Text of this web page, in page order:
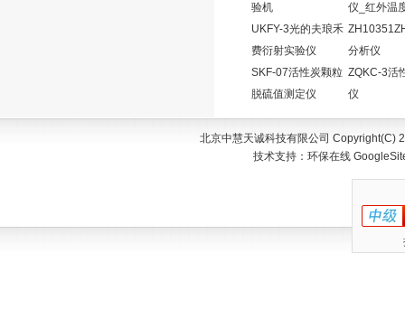
验机
仪_红外温
UKFY-3光的夫琅禾
费衍射实验仪
分析仪
SKF-07活性炭颗粒
脱硫值测定仪
ZQKC-3活
仪
北京中慧天诚科技有限公司
技术支持： 环保在线